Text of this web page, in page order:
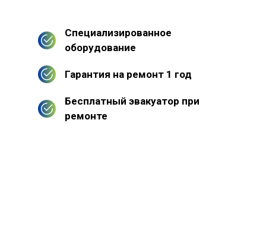
Специализированное
оборудование
Гарантия на ремонт 1 год
Бесплатный эвакуатор при
ремонте